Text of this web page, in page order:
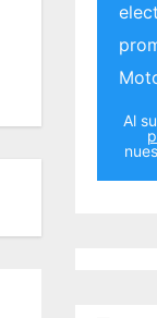
Al